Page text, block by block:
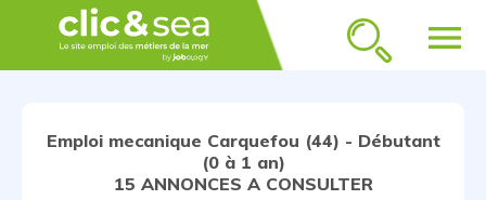
menu
Emploi mecanique Carquefou (44) - Débutant
(0 à 1 an)
15 ANNONCES A CONSULTER